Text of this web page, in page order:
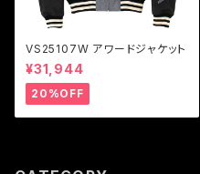
VS25107W アワードジャケット
¥31,944
20%OFF